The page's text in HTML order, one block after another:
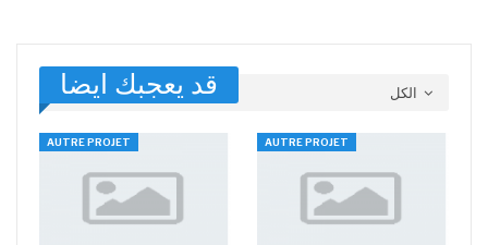
قد يعجبك ايضا
AUTRE PROJET AUTRE PROJET